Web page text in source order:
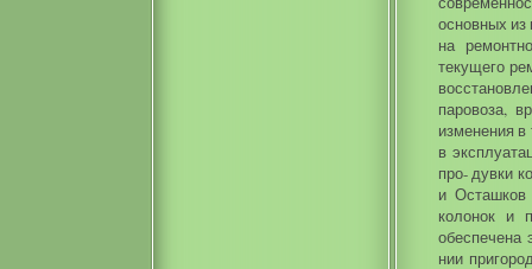
основных из
на
текущего
паровоза,
изменения в
в
про- дувки
и Осташков
колонок и
обеспечена
нии